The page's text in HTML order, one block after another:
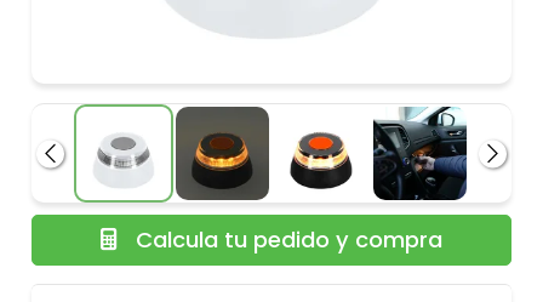
Anterior
Calcula tu pedido y compra